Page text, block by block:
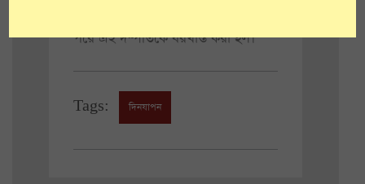
পরে এই দম্পতিকে বরখাস্ত করা হল।
Tags: দিনযাপন